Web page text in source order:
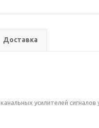
Доставка
усилителей